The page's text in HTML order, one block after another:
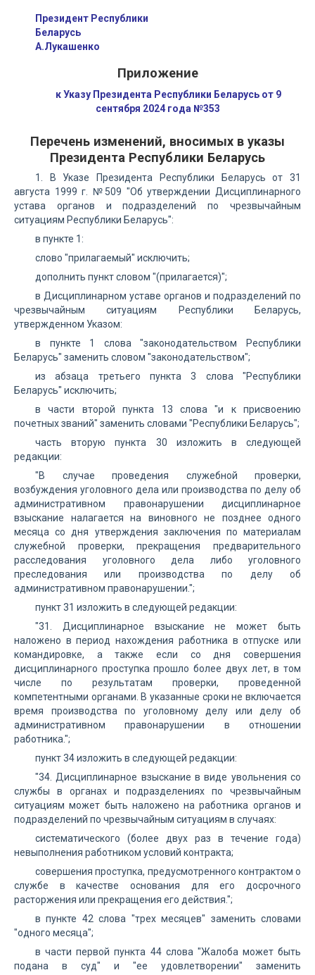
Президент Республики
Беларусь
А.Лукашенко
Приложение
к Указу Президента Республики Беларусь от 9
сентября 2024 года №353
Перечень изменений, вносимых в указы
Президента Республики Беларусь
1. В Указе Президента Республики Беларусь от 31
августа 1999 г. №509 "Об утверждении Дисциплинарного
устава органов и подразделений по чрезвычайным
ситуациям Республики Беларусь":
в пункте 1:
слово "прилагаемый" исключить;
дополнить пункт словом "(прилагается)";
в Дисциплинарном уставе органов и подразделений по
чрезвычайным ситуациям Республики Беларусь,
утвержденном Указом:
в пункте 1 слова "законодательством Республики
Беларусь" заменить словом "законодательством";
из абзаца третьего пункта 3 слова "Республики
Беларусь" исключить;
в части второй пункта 13 слова "и к присвоению
почетных званий" заменить словами "Республики Беларусь";
часть вторую пункта 30 изложить в следующей
редакции:
"В случае проведения служебной проверки,
возбуждения уголовного дела или производства по делу об
административном правонарушении дисциплинарное
взыскание налагается на виновного не позднее одного
месяца со дня утверждения заключения по материалам
служебной проверки, прекращения предварительного
расследования уголовного дела либо уголовного
преследования или производства по делу об
административном правонарушении.";
пункт 31 изложить в следующей редакции:
"31. Дисциплинарное взыскание не может быть
наложено в период нахождения работника в отпуске или
командировке, а также если со дня совершения
дисциплинарного проступка прошло более двух лет, в том
числе по результатам проверки, проведенной
компетентными органами. В указанные сроки не включается
время производства по уголовному делу или делу об
административном правонарушении в отношении
работника.";
пункт 34 изложить в следующей редакции:
"34. Дисциплинарное взыскание в виде увольнения со
службы в органах и подразделениях по чрезвычайным
ситуациям может быть наложено на работника органов и
подразделений по чрезвычайным ситуациям в случаях:
систематического (более двух раз в течение года)
невыполнения работником условий контракта;
совершения проступка, предусмотренного контрактом о
службе в качестве основания для его досрочного
расторжения или прекращения его действия.";
в пункте 42 слова "трех месяцев" заменить словами
"одного месяца";
в части первой пункта 44 слова "Жалоба может быть
подана в суд" и "ее удовлетворении" заменить